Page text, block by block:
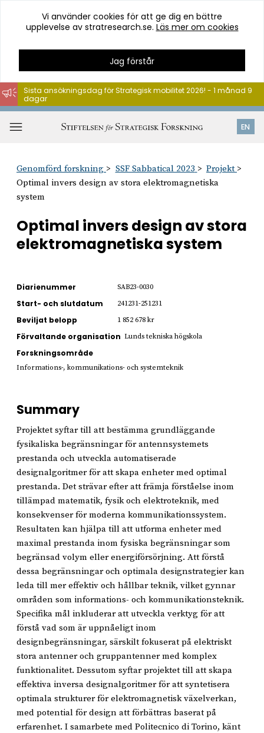
Hoppa
till
innehåll
Vi använder cookies för att ge dig en bättre
upplevelse av stratresearch.se. Läs mer om cookies
Jag förstår
EN
Sista ansökningsdag för Strategisk mobilitet 2026! - 1 månad 9
dagar
Genomförd forskning SSF Sabbatical 2023
Projekt
Optimal invers design av stora elektromagnetiska
system
Optimal invers design av stora
elektromagnetiska system
Diarienummer SAB23-0030
Start- och slutdatum 241231-251231
Beviljat belopp 1 852 678 kr
Förvaltande organisation Lunds tekniska högskola
Forskningsområde
Informations-, kommunikations- och systemteknik
Summary
Projektet syftar till att bestämma grundläggande
fysikaliska begränsningar för antennsystemets
prestanda och utveckla automatiserade
designalgoritmer för att skapa enheter med optimal
prestanda. Det strävar efter att främja förståelse inom
tillämpad matematik, fysik och elektroteknik, med
konsekvenser för moderna kommunikationssystem.
Resultaten kan hjälpa till att utforma enheter med
maximal prestanda inom fysiska begränsningar som
begränsad volym eller energiförsörjning. Att förstå
dessa begränsningar och optimala designstrategier kan
leda till mer effektiv och hållbar teknik, vilket gynnar
områden som informations- och kommunikationsteknik.
Specifika mål inkluderar att utveckla verktyg för att
förstå vad som är uppnåeligt inom
designbegränsningar, särskilt fokuserat på elektriskt
stora antenner och gruppantenner med komplex
funktionalitet. Dessutom syftar projektet till att skapa
effektiva inversa designalgoritmer för att syntetisera
optimala strukturer för elektromagnetisk växelverkan,
med potential för design att förbättras baserat på
erfarenhet. I samarbete med Politecnico di Torino, känt